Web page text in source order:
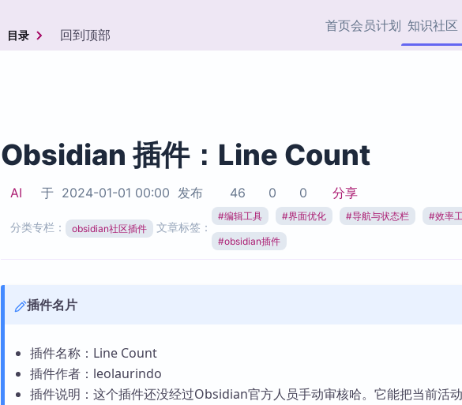
首页会员计划 知识社区
热门链接 Top5
加速访问 Obsidian 官方
市场
Zotero 插件
插件
目录 回到顶部
Obsidian 插件：Line Count
AI 于 2024-01-01 00:00 发布 46 0 0 分享
分类专栏： obsidian社区插件 文章标签：
#编辑工具 #界面优化 #导航与状态栏 #效率
#obsidian插件
插件名片
插件名称：Line Count
插件作者：leolaurindo
插件说明：这个插件还没经过Obsidian官方人员手动审核哈。它能把当前活